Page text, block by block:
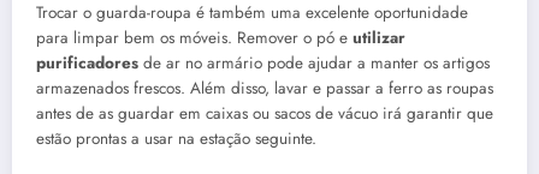
Trocar o guarda-roupa é também uma excelente oportunidade
para limpar bem os móveis. Remover o pó e utilizar
purificadores de ar no armário pode ajudar a manter os artigos
armazenados frescos. Além disso, lavar e passar a ferro as roupas
antes de as guardar em caixas ou sacos de vácuo irá garantir que
estão prontas a usar na estação seguinte.